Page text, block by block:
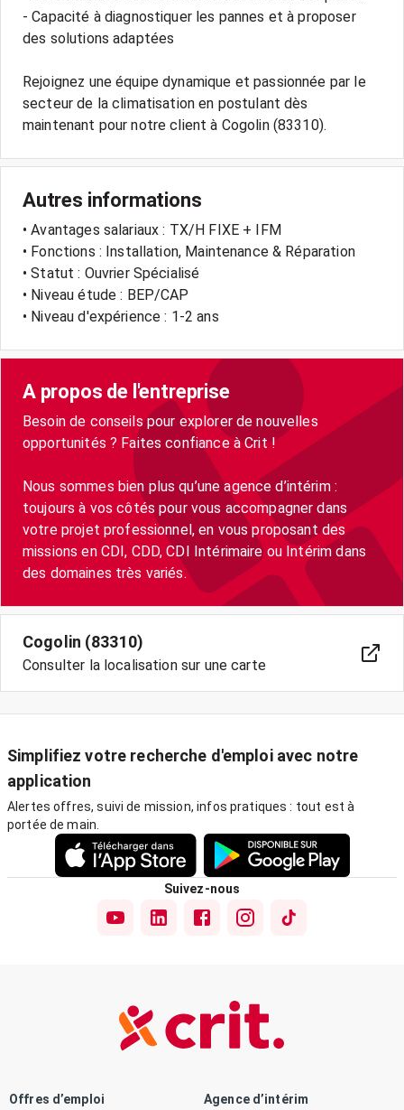
- Capacité à diagnostiquer les pannes et à proposer
des solutions adaptées
Rejoignez une équipe dynamique et passionnée par le
secteur de la climatisation en postulant dès
Autres informations
• Avantages salariaux : TX/H FIXE + IFM
• Fonctions : Installation, Maintenance & Réparation
• Statut : Ouvrier Spécialisé
• Niveau étude : BEP/CAP
• Niveau d'expérience : 1-2 ans
A propos de l'entreprise
Besoin de conseils pour explorer de nouvelles
opportunités ? Faites confiance à Crit !
Nous sommes bien plus qu’une agence d’intérim :
toujours à vos côtés pour vous accompagner dans
votre projet professionnel, en vous proposant des
missions en CDI, CDD, CDI Intérimaire ou Intérim dans
des domaines très variés.
Cogolin (83310)
Consulter la localisation sur une carte
Simplifiez votre recherche d'emploi avec notre
application
Alertes offres, suivi de mission, infos pratiques : tout est à
portée de main.
Suivez-nous
Offres d’emploi Agence d’intérim